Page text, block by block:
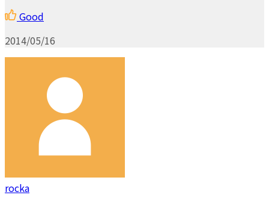
Good
2014/05/16
rocka